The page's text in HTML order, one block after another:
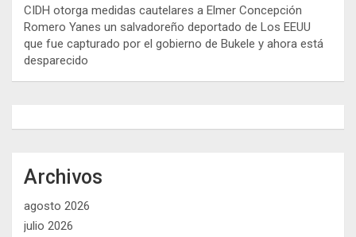
CIDH otorga medidas cautelares a Elmer Concepción
Romero Yanes un salvadoreño deportado de Los EEUU
que fue capturado por el gobierno de Bukele y ahora está
desparecido
Archivos
agosto 2026
julio 2026